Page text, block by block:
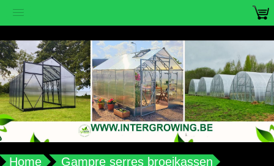
vub2s3u0e8ax988aplqy4qocwdw7b4
Home Gampre serres broeikassen